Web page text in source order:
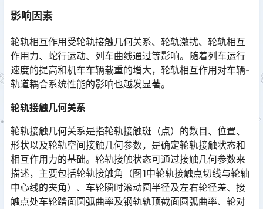
影响因素
轮轨相互作用受轮轨接触几何关系、轮轨激扰、轮轨相互
作用力、蛇行运动、列车曲线通过等影响。随着列车运行
速度的提高和机车车辆载重的增大，轮轨相互作用对车辆-
轨道耦合系统性能的影响也越发显著。󠅅󠅃󠄵󠅂󠄪󠇖󠆨󠆨󠇕󠆞󠆒󠅬󠇘󠆭󠆘󠇙󠆝󠅵󠇗󠆭󠆁󠄐󠇗󠅹󠅸󠇖󠆍󠅳󠇖󠅹󠅰󠇖󠆌󠅹
轮轨接触几何关系
轮轨接触几何关系是指轮轨接触斑（点）的数目、位置、
形状以及轮轨空间接触几何参数，是确定轮轨接触状态和
相互作用力的基础。轮轨接触状态可通过接触几何参数来
描述，主要包括轮轨接触角（图1中轮轨接触点切线与轮轴
中心线的夹角）、车轮瞬时滚动圆半径及左右轮径差、接
触点处车轮踏面圆弧曲率及钢轨轨顶截面圆弧曲率、轮对